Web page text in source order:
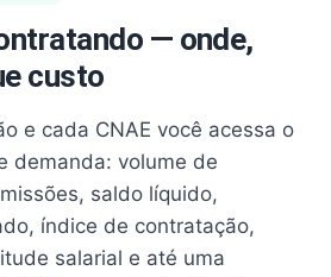
— onde,
custo
e cada CNAE você acessa o
demanda: volume de
saldo líquido,
índice de contratação,
salarial e até uma